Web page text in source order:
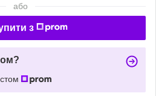
або
з